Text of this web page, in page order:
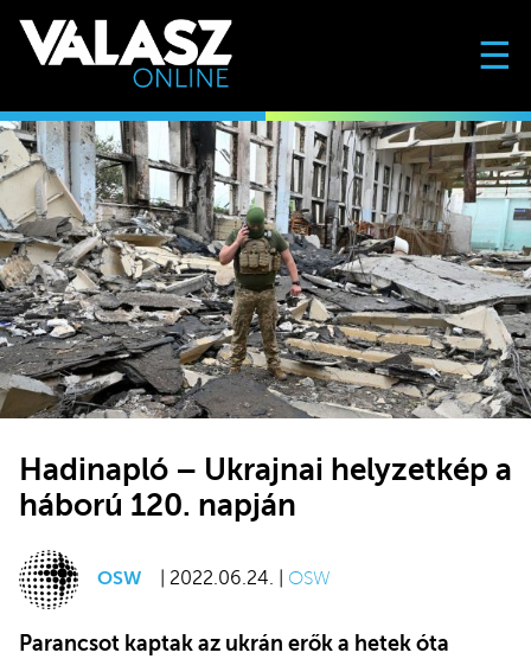
☰
Hadinapló – Ukrajnai helyzetkép a
háború 120. napján
OSW | 2022.06.24. | OSW
Parancsot kaptak az ukrán erők a hetek óta